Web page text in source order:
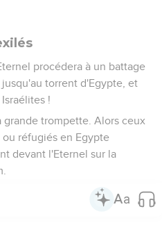
procédera à un battage
torrent d'Egypte, et
!
grande trompette. Alors ceux
réfugiés en Egypte
devant l'Eternel sur la